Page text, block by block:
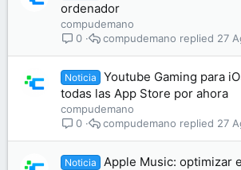
ordenador
compudemano
0
27
compudemano
Noticia
Youtube Gaming para
todas las App Store por ahora
compudemano
0
27
compudemano
Noticia
Apple Music: optimizar